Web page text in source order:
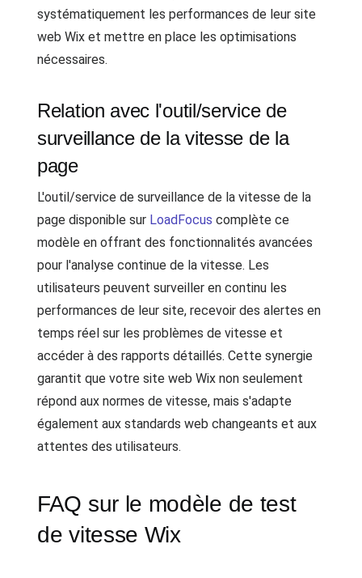
systématiquement les performances de leur site
web Wix et mettre en place les optimisations
nécessaires.
Relation avec l'outil/service de
surveillance de la vitesse de la
page
L'outil/service de surveillance de la vitesse de la
page disponible sur LoadFocus complète ce
modèle en offrant des fonctionnalités avancées
pour l'analyse continue de la vitesse. Les
utilisateurs peuvent surveiller en continu les
performances de leur site, recevoir des alertes en
temps réel sur les problèmes de vitesse et
accéder à des rapports détaillés. Cette synergie
garantit que votre site web Wix non seulement
répond aux normes de vitesse, mais s'adapte
également aux standards web changeants et aux
attentes des utilisateurs.
FAQ sur le modèle de test
de vitesse Wix